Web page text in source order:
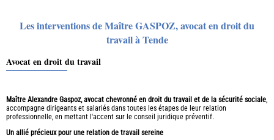
Les interventions de Maître GASPOZ, avocat en droit du
travail à Tende
Avocat en droit du travail
Maître Alexandre Gaspoz, avocat chevronné en droit du travail et de la sécurité sociale
accompagne dirigeants et salariés dans toutes les étapes de leur relation
professionnelle, en mettant l'accent sur le conseil juridique préventif.
Un allié précieux pour une relation de travail sereine